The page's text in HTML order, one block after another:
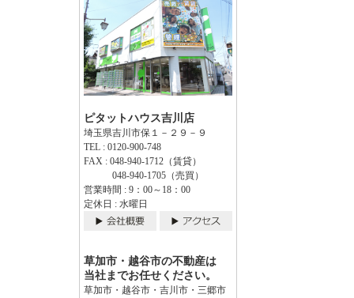
ピタットハウス吉川店
埼玉県吉川市保１－２９－９
TEL : 0120-900-748
FAX : 048-940-1712（賃貸）
048-940-1705（売買）
営業時間 : 9：00～18：00
定休日 : 水曜日
草加市・越谷市の不動産は
当社までお任せください。
草加市・越谷市・吉川市・三郷市